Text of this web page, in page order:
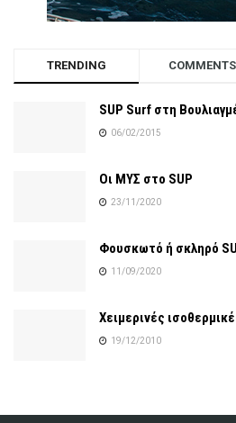
TRENDING COMMENTS
SUP Surf στη
06/02/2015
Οι ΜΥΣ στο SUP
23/11/2020
Φουσκωτό ή σκληρό
11/09/2020
Χειμερινές
19/12/2010